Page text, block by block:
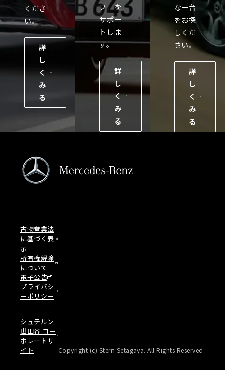
くださ
い。
詳
し
く
み
る
フ」を
サポー
トしま
す。
詳
し
く
み
る
な一台
をお探
しくだ
さい。
詳
し
く
み
る
古物営業法
に基づく表
示
所有権解除
について
電子公告
プライバシ
ーポリシー
シュテルン
世田谷 コー
ポレートサ
イト
Copyright (c) Stern Setagaya. All Rights Reserved.